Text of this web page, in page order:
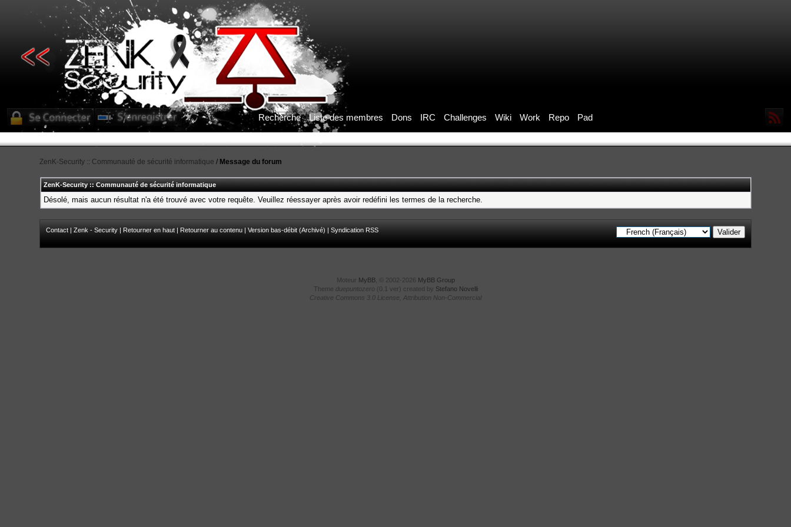
Recherche Liste des membres Dons IRC Challenges Wiki Work Repo Pad
ZenK-Security :: Communauté de sécurité informatique / Message du forum
ZenK-Security :: Communauté de sécurité informatique
Désolé, mais aucun résultat n'a été trouvé avec votre requête. Veuillez réessayer après avoir redéfini les termes de la recherche.
Contact |Zenk - Security | Retourner en haut | Retourner au contenu |Version bas-débit (Archivé) |Syndication RSS
Moteur MyBB, © 2002-2026 MyBB Group
Theme duepuntozero (0.1 ver) created by Stefano Novelli
Creative Commons 3.0 License, Attribution Non-Commercial